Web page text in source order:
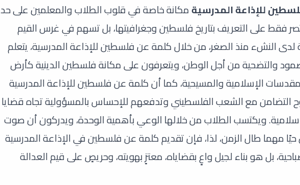
للإذاعة المدرسيةمكانة خاصة في قلوب الطلاب والمعلمين على حد
فقط على التعريف بتاريخ فلسطين وجغرافيتها، بل تسهم في غرس القيم
لدى النشء منذ الصغر، من خلال كلمة عن فلسطين للإذاعة المدرسية، يتعلم
والتضحية من أجل الوطن، ويتعرفون على مكانة فلسطين الدينية كأرض
الإسلامية والمسيحية، كما أن كلمة عن فلسطين للإذاعة المدرسية
التضامن مع الشعب الفلسطيني وتدفعهم للإحساس بالمسؤولية تجاه قضايا
ويكتسب الطلاب من خلالها الوعي بأهمية الوحدة، ويدركون أن صوت
مهما طال الزمن، لذا، فإن تقديم كلمة عن فلسطين في الإذاعة المدرسية
بل هو بناء لجيل واعٍ بقضاياه، معتزٍ بهويته، وحريصٍ على قيم العدالة